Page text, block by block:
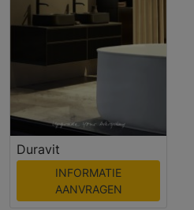
Duravit
INFORMATIE
AANVRAGEN